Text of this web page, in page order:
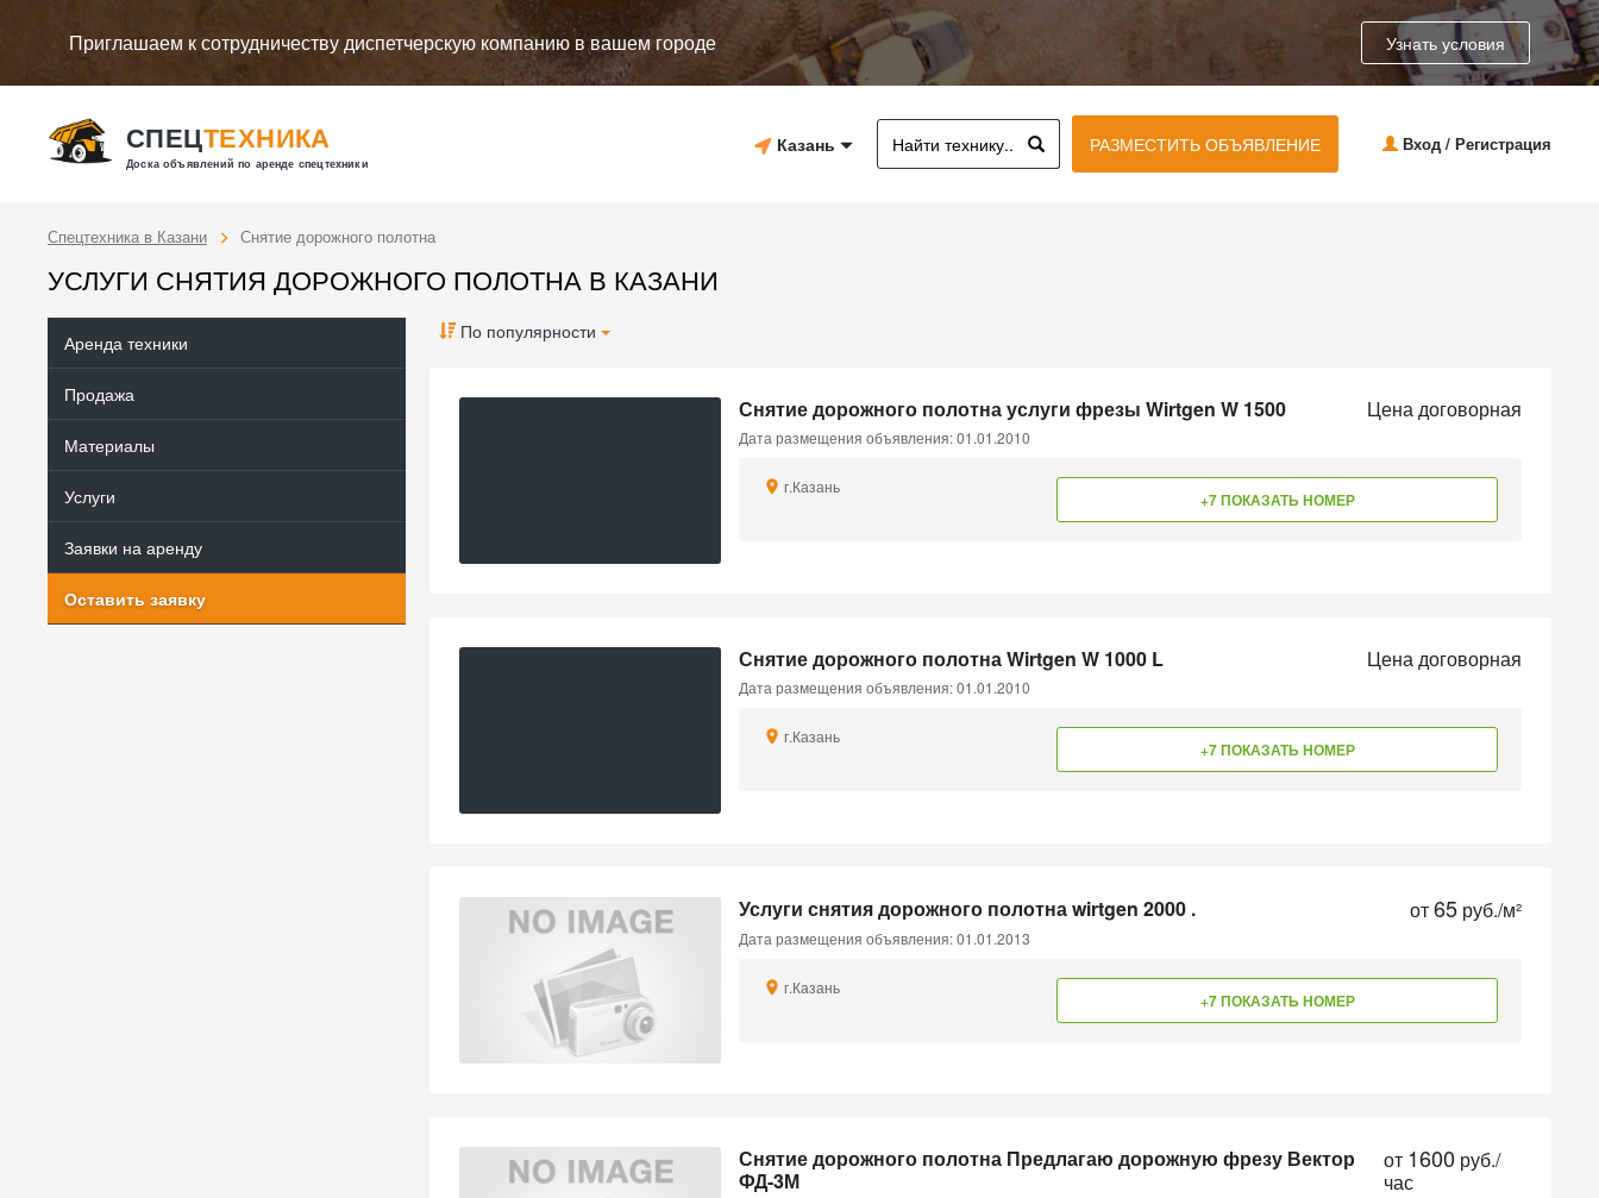
Приглашаем к сотрудничеству диспетчерскую компанию в вашем городе Узнать условия
СПЕЦТЕХНИКА
Доска объявлений по аренде спецтехники
Казань РАЗМЕСТИТЬ ОБЪЯВЛЕНИЕ Вход / Регистрация
Спецтехника в Казани Снятие дорожного полотна
УСЛУГИ СНЯТИЯ ДОРОЖНОГО ПОЛОТНА В КАЗАНИ
Аренда техники
Продажа
Материалы
Услуги
Заявки на аренду
Оставить заявку
По популярности
Снятие дорожного полотна услуги фрезы Wirtgen W 1500 Цена договорная
Дата размещения объявления: 01.01.2010
г.Казань
+7 ПОКАЗАТЬ НОМЕР
Снятие дорожного полотна Wirtgen W 1000 L Цена договорная
Дата размещения объявления: 01.01.2010
г.Казань
+7 ПОКАЗАТЬ НОМЕР
Услуги снятия дорожного полотна wirtgen 2000 . от65 руб./м²
Дата размещения объявления: 01.01.2013
г.Казань
+7 ПОКАЗАТЬ НОМЕР
Снятие дорожного полотна Предлагаю дорожную фрезу Вектор
ФД-3М
от 1600 руб./
час